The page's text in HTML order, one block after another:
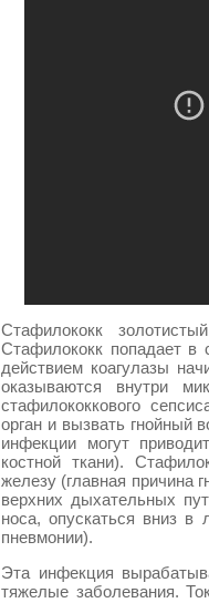
Стафилококк
Стафилококк попадает в
действием коагулазы
оказываются внутри
стафилококкового
орган и вызвать гнойный
инфекции могут
костной ткани).
железу (главная причина
верхних дыхательных
носа, опускаться вниз в
пневмонии).
Эта инфекция
тяжелые заболевания.